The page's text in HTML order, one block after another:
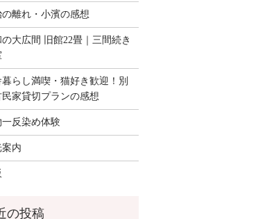
の離れ・小濱の感想
の大広間 旧館22畳｜三間続き
暮らし満喫・猫好き歓迎！別
民家貸切プランの感想
一反染め体験
内